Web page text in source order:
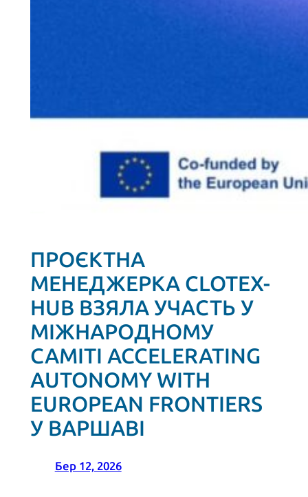
ПРОЄКТНА
МЕНЕДЖЕРКА CLOTEX-
HUB ВЗЯЛА УЧАСТЬ У
МІЖНАРОДНОМУ
САМІТІ ACCELERATING
AUTONOMY WITH
EUROPEAN FRONTIERS
У ВАРШАВІ
Бер 12, 2026